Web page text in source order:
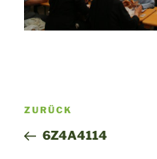
Beitragsnavigation
Vorheriger
Beitrag
ZURÜCK
6Z4A4114